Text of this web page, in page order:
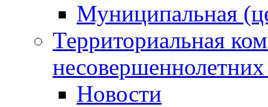
Муниципальная
Территориальная
Новости